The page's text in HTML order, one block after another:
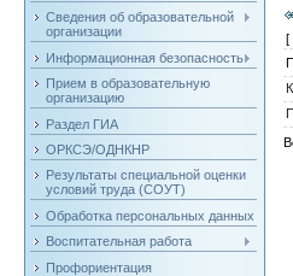
Сведения об образовательной
организации
Информационная безопасность
Прием в образовательную
организацию
Раздел ГИА
ОРКСЭ/ОДНКНР
Результаты специальной оценки
условий труда (СОУТ)
Обработка персональных данных
Воспитательная работа
Профориентация
[